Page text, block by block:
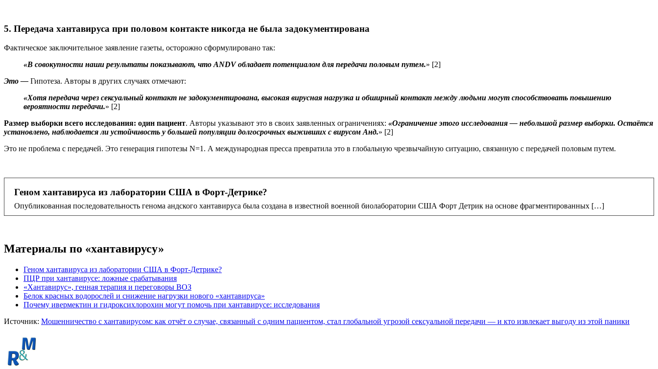
5. Передача хантавируса при половом контакте никогда не была задокументирована
Фактическое заключительное заявление газеты, осторожно сформулировано так:
«В совокупности наши результаты показывают, что ANDV обладает потенциалом для передачи половым путем.» [2]
Это — Гипотеза. Авторы в других случаях отмечают:
«Хотя передача через сексуальный контакт не задокументирована, высокая вирусная нагрузка и обширный контакт между людьми могут способствовать повышению
вероятности передачи.» [2]
Размер выборки всего исследования: один пациент. Авторы указывают это в своих заявленных ограничениях: «Ограничение этого исследования — небольшой размер выборки. Остаётся
установлено, наблюдается ли устойчивость у большей популяции долгосрочных выживших с вирусом Анд.» [2]
Это не проблема с передачей. Это генерация гипотезы N=1. А международная пресса превратила это в глобальную чрезвычайную ситуацию, связанную с передачей половым путем.
Геном хантавируса из лаборатории США в Форт-Детрике?
Опубликованная последовательность генома андского хантавируса была создана в известной военной биолаборатории США Форт Детрик на основе фрагментированных […]
Материалы по «хантавирусу»
Геном хантавируса из лаборатории США в Форт-Детрике?
ПЦР при хантавирусе: ложные срабатывания
«Хантавирус», генная терапия и переговоры ВОЗ
Белок красных водорослей и снижение нагрузки нового «хантавируса»
Почему ивермектин и гидроксихлорохин могут помочь при хантавирусе: исследования
Источник: Мошенничество с хантавирусом: как отчёт о случае, связанный с одним пациентом, стал глобальной угрозой сексуальной передачи — и кто извлекает выгоду из этой паники